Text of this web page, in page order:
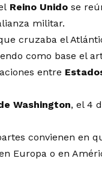
Reino Unido se
militar.
cruzaba el
como base el
entre
Washington, el 4
convienen en
Europa o en